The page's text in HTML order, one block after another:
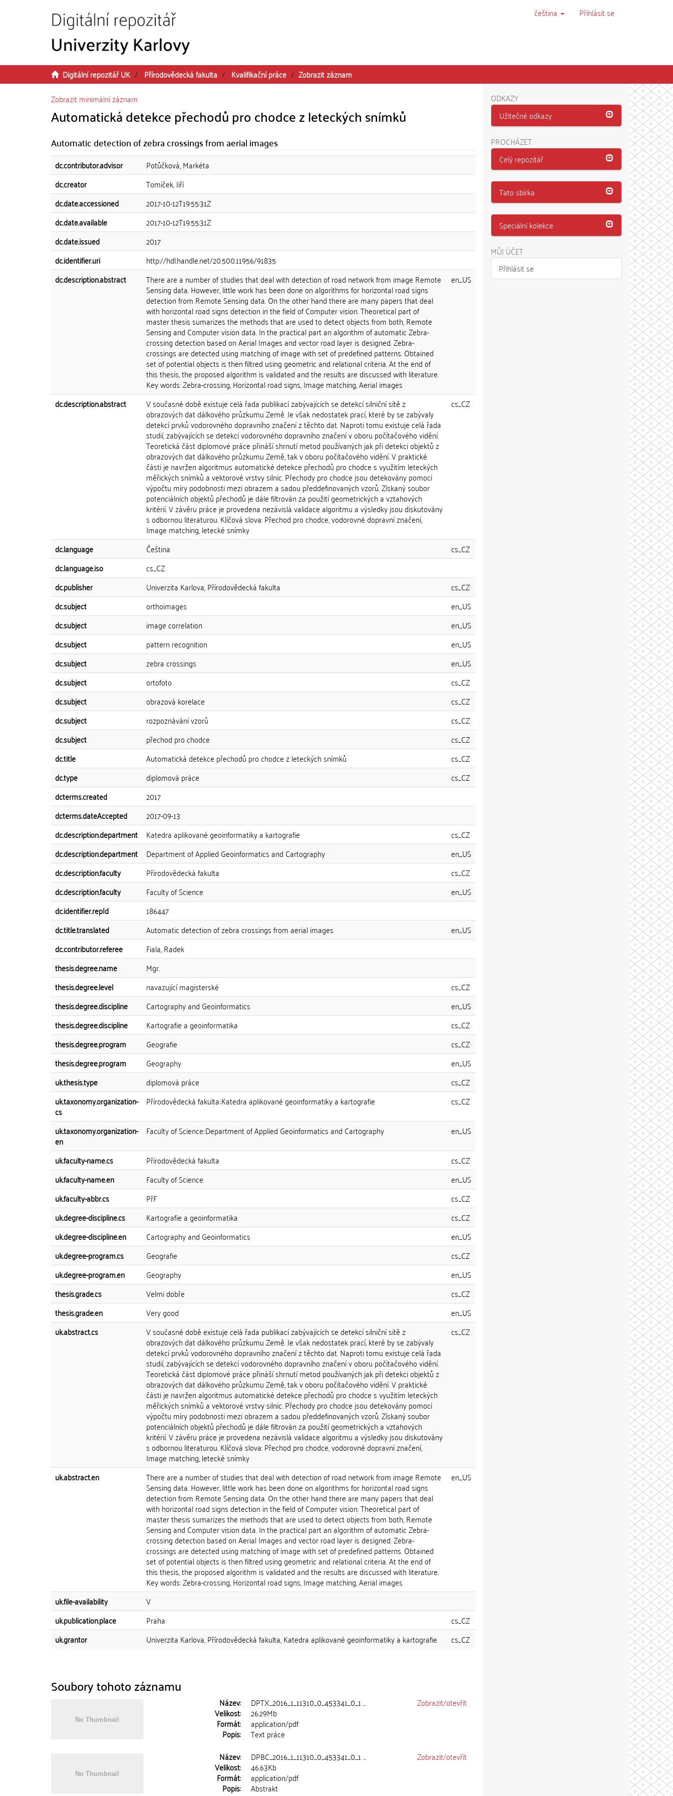
čeština Přihlásit se
Digitální repozitář UK Přírodovědecká fakulta Kvalifikační práce
Zobrazit záznam
Zobrazit minimální záznam
Automatická detekce přechodů pro chodce z leteckých snímků
Automatic detection of zebra crossings from aerial images
dc.contributor.advisor
Potůčková, Markéta
dc.creator
Tomíček, Jiří
dc.date.accessioned
2017-10-12T19:55:31Z
dc.date.available
2017-10-12T19:55:31Z
dc.date.issued
2017
dc.identifier.uri
http://hdl.handle.net/20.500.11956/91835
dc.description.abstract
There are a number of studies that deal with detection of road network from image Remote
Sensing data. However, little work has been done on algorithms for horizontal road signs
detection from Remote Sensing data. On the other hand there are many papers that deal
with horizontal road signs detection in the field of Computer vision. Theoretical part of
master thesis sumarizes the methods that are used to detect objects from both, Remote
Sensing and Computer vision data. In the practical part an algorithm of automatic Zebra-
crossing detection based on Aerial Images and vector road layer is designed. Zebra-
crossings are detected using matching of image with set of predefined patterns. Obtained
set of potential objects is then filtred using geometric and relational criteria. At the end of
this thesis, the proposed algorithm is validated and the results are discussed with literature.
Key words: Zebra-crossing, Horizontal road signs, Image matching, Aerial images
en_US
dc.description.abstract V současné době existuje celá řada publikací zabývajících se detekcí silniční sítě z
obrazových dat dálkového průzkumu Země. Je však nedostatek prací, které by se zabývaly
detekcí prvků vodorovného dopravního značení z těchto dat. Naproti tomu existuje celá řada
studií, zabývajících se detekcí vodorovného dopravního značení v oboru počítačového vidění.
Teoretická část diplomové práce přináší shrnutí metod používaných jak při detekci objektů z
obrazových dat dálkového průzkumu Země, tak v oboru počítačového vidění. V praktické
části je navržen algoritmus automatické detekce přechodů pro chodce s využitím leteckých
měřických snímků a vektorové vrstvy silnic. Přechody pro chodce jsou detekovány pomocí
výpočtu míry podobnosti mezi obrazem a sadou předdefinovaných vzorů. Získaný soubor
potenciálních objektů přechodů je dále filtrován za použití geometrických a vztahových
kritérií. V závěru práce je provedena nezávislá validace algoritmu a výsledky jsou diskutovány
s odbornou literaturou. Klíčová slova: Přechod pro chodce, vodorovné dopravní značení,
Image matching, letecké snímky
cs_CZ
dc.language Čeština
cs_CZ
dc.language.iso
cs_CZ
dc.publisher
Univerzita Karlova, Přírodovědecká fakulta
cs_CZ
dc.subject
orthoimages
en_US
dc.subject
image correlation
en_US
dc.subject
pattern recognition
en_US
dc.subject
zebra crossings
en_US
dc.subject
ortofoto
cs_CZ
dc.subject
obrazová korelace
cs_CZ
dc.subject
rozpoznávání vzorů
cs_CZ
dc.subject
přechod pro chodce
cs_CZ
dc.title
Automatická detekce přechodů pro chodce z leteckých snímků
cs_CZ
dc.type
diplomová práce
cs_CZ
dcterms.created
2017
dcterms.dateAccepted
2017-09-13
dc.description.department
Katedra aplikované geoinformatiky a kartografie
cs_CZ
dc.description.department
Department of Applied Geoinformatics and Cartography
en_US
dc.description.faculty
Přírodovědecká fakulta
cs_CZ
dc.description.faculty
Faculty of Science
en_US
dc.identifier.repId
186447
dc.title.translated
Automatic detection of zebra crossings from aerial images
en_US
dc.contributor.referee
Fiala, Radek
thesis.degree.name
Mgr.
thesis.degree.level
navazující magisterské
cs_CZ
thesis.degree.discipline
Cartography and Geoinformatics
en_US
thesis.degree.discipline
Kartografie a geoinformatika
cs_CZ
thesis.degree.program
Geografie
cs_CZ
thesis.degree.program
Geography
en_US
uk.thesis.type
diplomová práce
cs_CZ
uk.taxonomy.organization-
cs
Přírodovědecká fakulta::Katedra aplikované geoinformatiky a kartografie cs_CZ
uk.taxonomy.organization-
en
Faculty of Science::Department of Applied Geoinformatics and Cartography en_US
uk.faculty-name.cs Přírodovědecká fakulta
cs_CZ
uk.faculty-name.en
Faculty of Science
en_US
uk.faculty-abbr.cs
PřF
cs_CZ
uk.degree-discipline.cs
Kartografie a geoinformatika
cs_CZ
uk.degree-discipline.en
Cartography and Geoinformatics
en_US
uk.degree-program.cs
Geografie
cs_CZ
uk.degree-program.en
Geography
en_US
thesis.grade.cs
Velmi dobře
cs_CZ
thesis.grade.en
Very good
en_US
uk.abstract.cs
V současné době existuje celá řada publikací zabývajících se detekcí silniční sítě z
obrazových dat dálkového průzkumu Země. Je však nedostatek prací, které by se zabývaly
detekcí prvků vodorovného dopravního značení z těchto dat. Naproti tomu existuje celá řada
studií, zabývajících se detekcí vodorovného dopravního značení v oboru počítačového vidění.
Teoretická část diplomové práce přináší shrnutí metod používaných jak při detekci objektů z
obrazových dat dálkového průzkumu Země, tak v oboru počítačového vidění. V praktické
části je navržen algoritmus automatické detekce přechodů pro chodce s využitím leteckých
měřických snímků a vektorové vrstvy silnic. Přechody pro chodce jsou detekovány pomocí
výpočtu míry podobnosti mezi obrazem a sadou předdefinovaných vzorů. Získaný soubor
potenciálních objektů přechodů je dále filtrován za použití geometrických a vztahových
kritérií. V závěru práce je provedena nezávislá validace algoritmu a výsledky jsou diskutovány
s odbornou literaturou. Klíčová slova: Přechod pro chodce, vodorovné dopravní značení,
Image matching, letecké snímky
cs_CZ
uk.abstract.en There are a number of studies that deal with detection of road network from image Remote
Sensing data. However, little work has been done on algorithms for horizontal road signs
detection from Remote Sensing data. On the other hand there are many papers that deal
with horizontal road signs detection in the field of Computer vision. Theoretical part of
master thesis sumarizes the methods that are used to detect objects from both, Remote
Sensing and Computer vision data. In the practical part an algorithm of automatic Zebra-
crossing detection based on Aerial Images and vector road layer is designed. Zebra-
crossings are detected using matching of image with set of predefined patterns. Obtained
set of potential objects is then filtred using geometric and relational criteria. At the end of
this thesis, the proposed algorithm is validated and the results are discussed with literature.
Key words: Zebra-crossing, Horizontal road signs, Image matching, Aerial images
en_US
uk.file-availability
V
uk.publication.place
Praha
cs_CZ
uk.grantor
Univerzita Karlova, Přírodovědecká fakulta, Katedra aplikované geoinformatiky a kartografie cs_CZ
Soubory tohoto záznamu
Název: DPTX_2016_1_11310_0_453341_0_1 ...
Velikost: 26.29Mb
Formát: application/pdf
Popis: Text práce
Zobrazit/otevřít
Název: DPBC_2016_1_11310_0_453341_0_1 ...
Velikost: 46.63Kb
Formát: application/pdf
Popis: Abstrakt
Zobrazit/otevřít
ODKAZY
Užitečné odkazy
PROCHÁZET
Celý repozitář
Tato sbírka
Speciální kolekce
MŮJ ÚČET
Přihlásit se